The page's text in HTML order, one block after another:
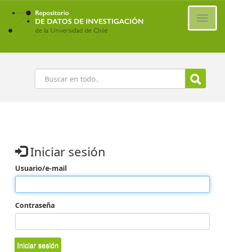
Ir
contenido
principal
Buscar
Iniciar sesión
Usuario/e-mail
Contraseña
Iniciar sesión